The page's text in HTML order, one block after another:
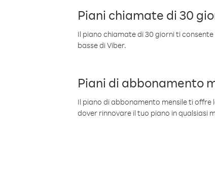
Piani chiamate di 30
Il piano chiamate di 30 giorni ti
basse di Viber.
Piani di abbonamento
Il piano di abbonamento mensile ti offre
dover rinnovare il tuo piano in qualsiasi